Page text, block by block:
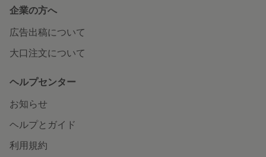
企業の方へ
広告出稿について
大口注文について
ヘルプセンター
お知らせ
ヘルプとガイド
利用規約